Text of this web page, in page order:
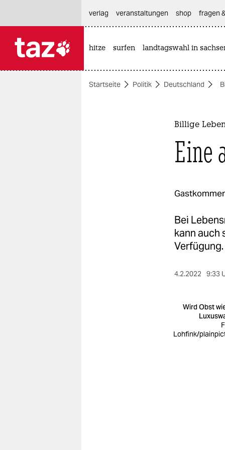
themen
verlag
veranstaltungen shop fragen
hitze surfen landtagswahl in
Startseite Politik Deutschland
Billige
Eine
Bei
kann auch
Verfügung.
4.2.2022 9:33
Wird Obst
Lohfink/